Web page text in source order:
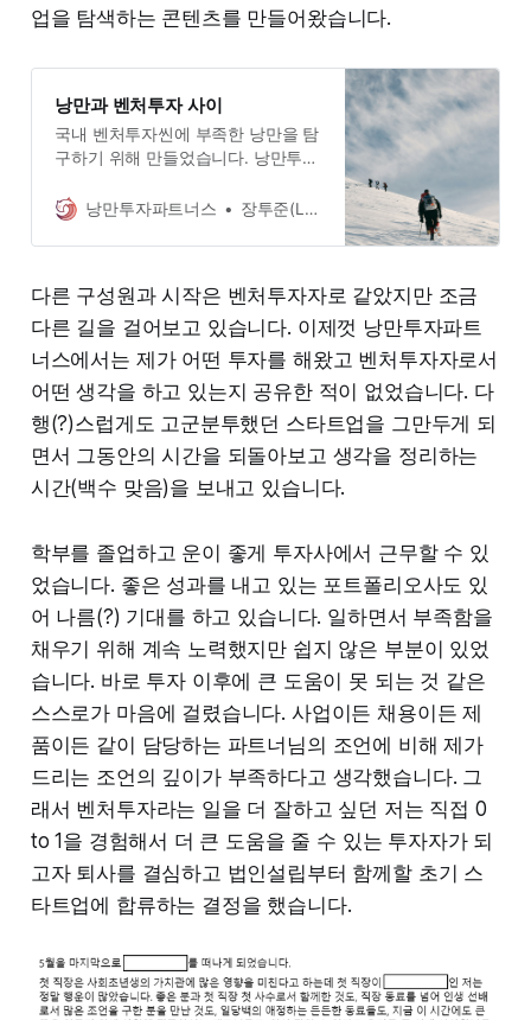
업을 탐색하는 콘텐츠를 만들어왔습니다.
낭만과 벤처투자 사이
국내 벤처투자씬에 부족한 낭만을 탐
구하기 위해 만들었습니다. 낭만투자
시도를 하려고 합니다. 그 모험의 시
보았습니다.
낭만투자파트너스 장투준(Long-term Zoon)
다른 구성원과 시작은 벤처투자자로 같았지만 조금
다른 길을 걸어보고 있습니다. 이제껏 낭만투자파트
너스에서는 제가 어떤 투자를 해왔고 벤처투자자로서
어떤 생각을 하고 있는지 공유한 적이 없었습니다. 다
행(?)스럽게도 고군분투했던 스타트업을 그만두게 되
면서 그동안의 시간을 되돌아보고 생각을 정리하는
시간(백수 맞음)을 보내고 있습니다.
학부를 졸업하고 운이 좋게 투자사에서 근무할 수 있
었습니다. 좋은 성과를 내고 있는 포트폴리오사도 있
어 나름(?) 기대를 하고 있습니다. 일하면서 부족함을
채우기 위해 계속 노력했지만 쉽지 않은 부분이 있었
습니다. 바로 투자 이후에 큰 도움이 못 되는 것 같은
스스로가 마음에 걸렸습니다. 사업이든 채용이든 제
품이든 같이 담당하는 파트너님의 조언에 비해 제가
드리는 조언의 깊이가 부족하다고 생각했습니다. 그
래서 벤처투자라는 일을 더 잘하고 싶던 저는 직접 0
to 1을 경험해서 더 큰 도움을 줄 수 있는 투자자가 되
고자 퇴사를 결심하고 법인설립부터 함께할 초기 스
타트업에 합류하는 결정을 했습니다.